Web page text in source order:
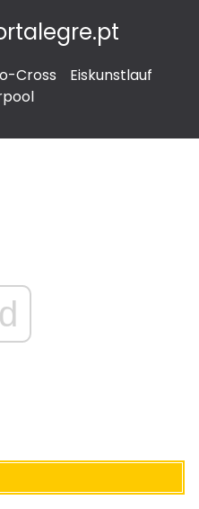
Cross
Eiskunstlauf